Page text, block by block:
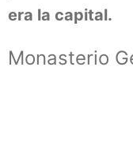
era la capital.
Monasterio